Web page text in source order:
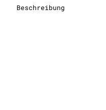
Beschreibung